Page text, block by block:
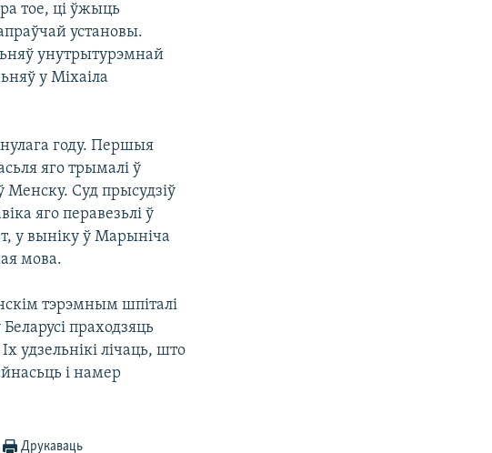
тое, ці ўжыць
установы.
унутрытурэмнай
у Міхаіла
году. Першыя
яго трымалі ў
Менску. Суд прысудзіў
яго перавезьлі ў
у выніку ў Марыніча
мова.
тэрэмным шпіталі
праходзяць
удзельнікі лічаць, што
і намер
Друкаваць